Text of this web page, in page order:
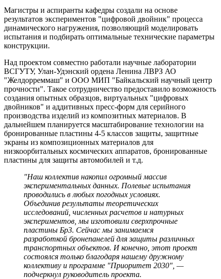
Магистры и аспиранты кафедры создали на основе
результатов экспериментов "цифровой двойник" процесса
динамического нагружения, позволяющий моделировать
испытания и подбирать оптимальные технические параметры
конструкции.
Над проектом совместно работали научные лаборатории
ВСГУТУ, Улан-Удэнский ордена Ленина ЛВРЗ АО
"Желдорреммаш" и ООО МИП "Байкальский научный центр
прочности". Такое сотрудничество предоставило возможность
создания опытных образцов, виртуальных "цифровых
двойников" и аддитивных пресс-форм для серийного
производства изделий из композитных материалов. В
дальнейшем планируется масштабирование технологии на
бронированные пластины 4-5 классов защиты, защитные
экраны из композиционных материалов для
низкоорбитальных космических аппаратов, бронированные
пластины для защиты автомобилей и т.д.
"Наш коллектив накопил огромный массив
экспериментальных данных. Полевые испытания
проводились в любых погодных условиях.
Объединив результаты теоретических
исследований, численных расчетов и натурных
экспериментов, мы изготовили сверхпрочные
пластины Бр3. Сейчас мы занимаемся
разработкой бронепанелей для защиты различных
транспортных объектов. И конечно, этот проект
состоялся только благодаря нашему дружному
коллективу и программе "Приоритет 2030", —
подчеркнул руководитель проекта.